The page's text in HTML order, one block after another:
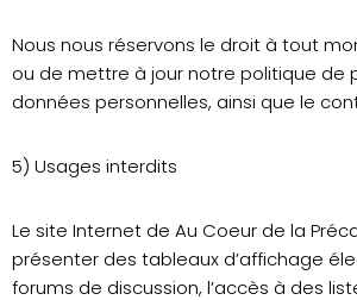
Nous nous réservons le droit à tout
ou de mettre à jour notre politique de
données personnelles, ainsi que le
5) Usages interdits
Le site Internet de Au Coeur de la
présenter des tableaux d’affichage
forums de discussion, l’accès à des